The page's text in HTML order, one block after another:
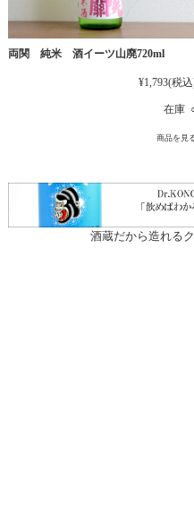
両関 純米 酒イーツ山廃720ml
¥1,793(税
在庫
商品を見
酒蔵だから造れる